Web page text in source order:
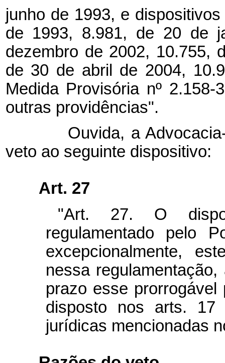
junho de 1993, e
de 1993, 8.981, de 20 de
dezembro de 2002, 10.755,
de 30 de abril de 2004,
Medida Provisória nº
outras providências".
Ouvida, a Advocacia-
veto ao seguinte dispositivo:
Art. 27
"Art. 27. O
regulamentado pelo
excepcionalmente,
nessa
prazo esse
disposto nos arts.
jurídicas mencionadas